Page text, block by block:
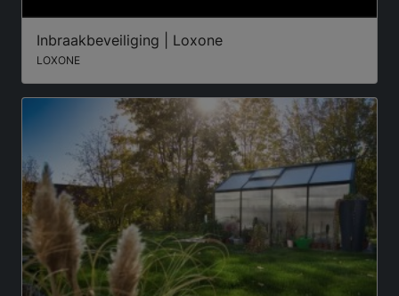
Inbraakbeveiliging | Loxone
LOXONE